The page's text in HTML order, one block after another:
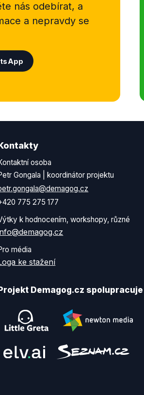
nás odebírat, a
a nepravdy se
osoba
Gongala | koordinátor projektu
775 275 177
k hodnocením, workshopy, různé
média
ke stažení
Demagog.cz spolupracuje